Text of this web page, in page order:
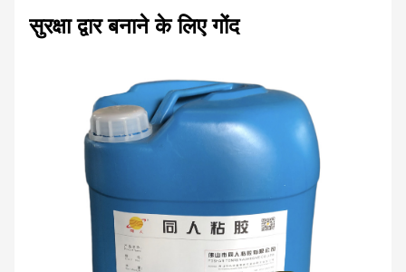
सुरक्षा द्वार बनाने के लिए गोंद